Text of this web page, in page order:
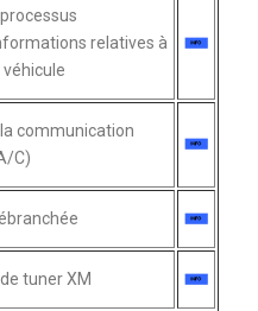
relatives à
véhicule
communication
C)
tuner XM